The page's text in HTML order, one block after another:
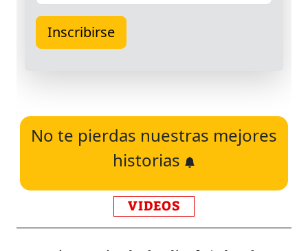
No te pierdas nuestras mejores
historias
VIDEOS